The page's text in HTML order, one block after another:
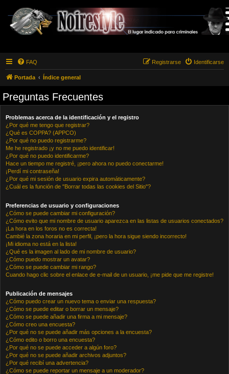
FAQ Identificarse
Registrarse
Portada Índice general
Preguntas Frecuentes
Problemas acerca de la identificación y el registro
¿Por qué me tengo que registrar?
¿Qué es COPPA? (APPCO)
¿Por qué no puedo registrarme?
Me he registrado ¡y no me puedo identificar!
¿Por qué no puedo identificarme?
Hace un tiempo me registré, ¡pero ahora no puedo conectarme!
¡Perdí mi contraseña!
¿Por qué mi sesión de usuario expira automáticamente?
¿Cuál es la función de "Borrar todas las cookies del Sitio"?
Preferencias de usuario y configuraciones
¿Cómo se puede cambiar mi configuración?
¿Cómo evito que mi nombre de usuario aparezca en las listas de usuarios conectados?
¡La hora en los foros no es correcta!
Cambié la zona horaria en mi perfil, ¡pero la hora sigue siendo incorrecto!
¡Mi idioma no está en la lista!
¿Qué es la imagen al lado de mi nombre de usuario?
¿Cómo puedo mostrar un avatar?
¿Cómo se puede cambiar mi rango?
Cuando hago clic sobre el enlace de e-mail de un usuario, ¡me pide que me registre!
Publicación de mensajes
¿Cómo puedo crear un nuevo tema o enviar una respuesta?
¿Cómo se puede editar o borrar un mensaje?
¿Cómo se puede añadir una firma a mi mensaje?
¿Cómo creo una encuesta?
¿Por qué no se puede añadir más opciones a la encuesta?
¿Cómo edito o borro una encuesta?
¿Por qué no se puede acceder a algún foro?
¿Por qué no se puede añadir archivos adjuntos?
¿Por qué recibí una advertencia?
¿Cómo se puede reportar un mensaje a un moderador?